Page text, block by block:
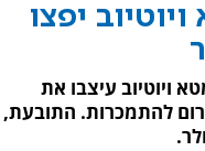
יפצו
ויוטיוב עיצבו את
להתמכרות. התובעת,